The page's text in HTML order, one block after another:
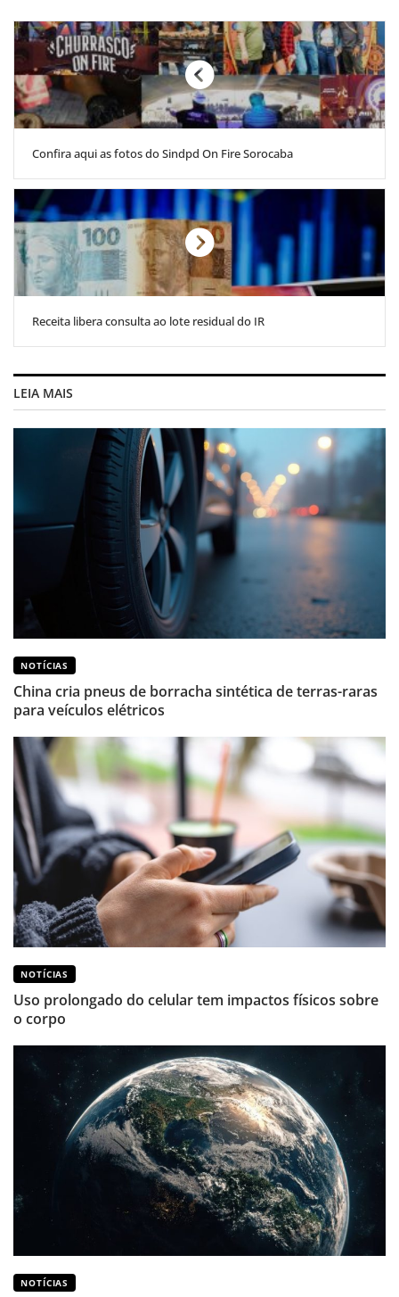
Confira aqui as fotos do Sindpd On Fire Sorocaba
Receita libera consulta ao lote residual do IR
LEIA MAIS
NOTÍCIAS
China cria pneus de borracha sintética de terras-raras
para veículos elétricos
NOTÍCIAS
Uso prolongado do celular tem impactos físicos sobre
o corpo
NOTÍCIAS